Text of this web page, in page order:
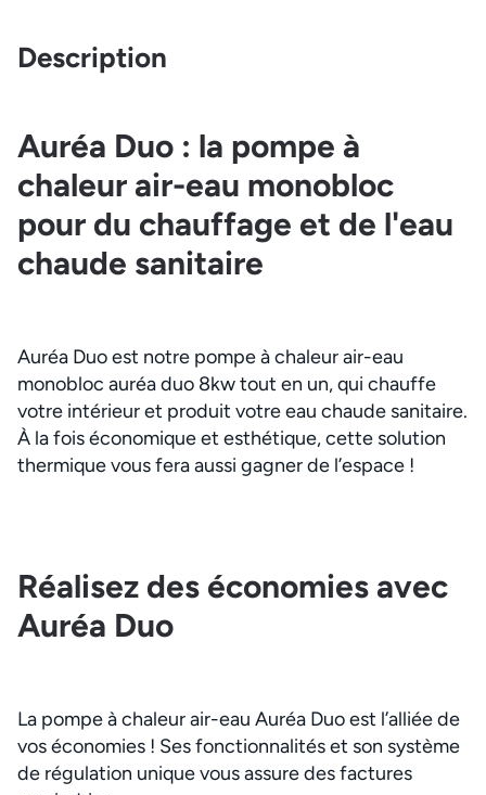
Description
Auréa Duo : la pompe à
chaleur air-eau monobloc
pour du chauffage et de l'eau
chaude sanitaire
Auréa Duo est notre pompe à chaleur air-eau
monobloc auréa duo 8kw tout en un, qui chauffe
votre intérieur et produit votre eau chaude sanitaire.
À la fois économique et esthétique, cette solution
thermique vous fera aussi gagner de l’espace !
Réalisez des économies avec
Auréa Duo
La pompe à chaleur air-eau Auréa Duo est l’alliée de
vos économies ! Ses fonctionnalités et son système
de régulation unique vous assure des factures